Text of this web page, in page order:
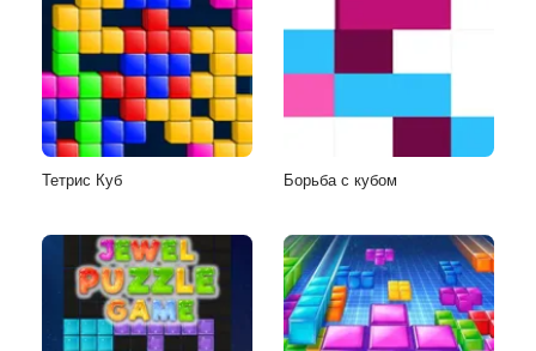
Тетрис Куб Борьба с кубом